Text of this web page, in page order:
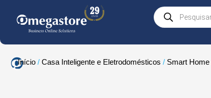
Products
search
Início /Casa Inteligente e Eletrodomésticos / Smart Home